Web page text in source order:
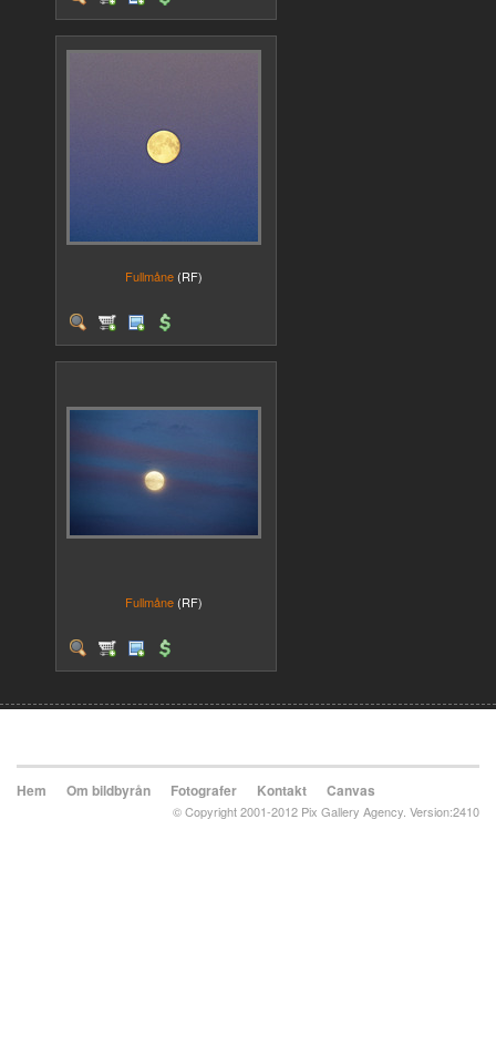
Fullmåne (RF)
Fullmåne (RF)
Hem Om bildbyrån Fotografer Kontakt Canvas
© Copyright 2001-2012 Pix Gallery Agency. Version:2410